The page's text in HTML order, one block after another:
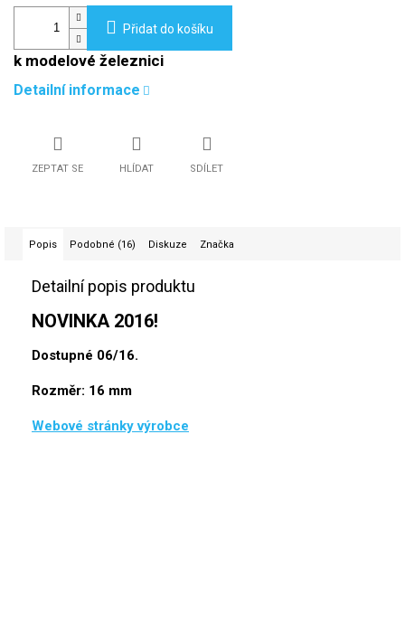
Přidat do košíku
k modelové železnici
Detailní informace
ZEPTAT SE HLÍDAT SDÍLET
Popis Podobné (16) Diskuze Značka
Detailní popis produktu
NOVINKA 2016!
Dostupné 06/16.
Rozměr: 16 mm
Webové stránky výrobce